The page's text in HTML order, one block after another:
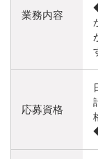
業務内容
応募資格